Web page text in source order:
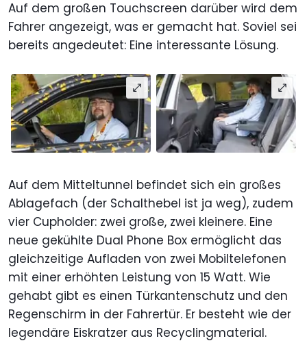
Auf dem großen Touchscreen darüber wird dem
Fahrer angezeigt, was er gemacht hat. Soviel sei
bereits angedeutet: Eine interessante Lösung.
Auf dem Mitteltunnel befindet sich ein großes
Ablagefach (der Schalthebel ist ja weg), zudem
vier Cupholder: zwei große, zwei kleinere. Eine
neue gekühlte Dual Phone Box ermöglicht das
gleichzeitige Aufladen von zwei Mobiltelefonen
mit einer erhöhten Leistung von 15 Watt. Wie
gehabt gibt es einen Türkantenschutz und den
Regenschirm in der Fahrertür. Er besteht wie der
legendäre Eiskratzer aus Recyclingmaterial.